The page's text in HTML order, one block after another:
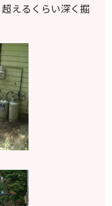
えるくらい深く掘